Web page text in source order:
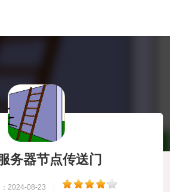
务器节点传送门
2024-08-23